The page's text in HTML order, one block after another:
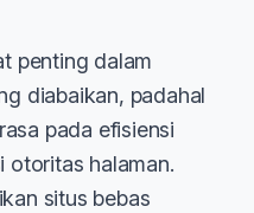
penting dalam
diabaikan, padahal
pada efisiensi
otoritas halaman.
situs bebas